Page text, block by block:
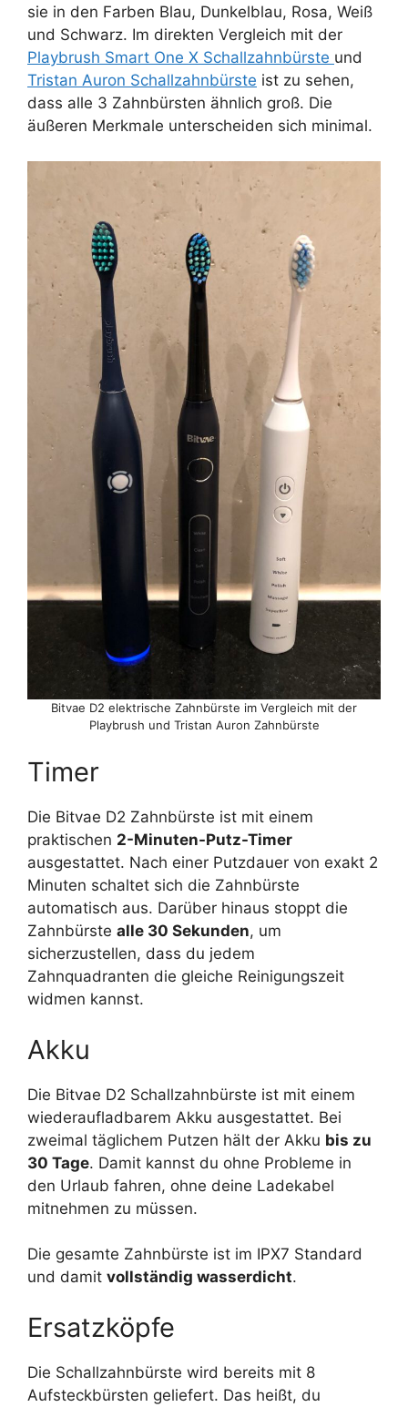
sie in den Farben Blau, Dunkelblau, Rosa, Weiß
und Schwarz. Im direkten Vergleich mit der
Playbrush Smart One X Schallzahnbürste und
Tristan Auron Schallzahnbürste ist zu sehen,
dass alle 3 Zahnbürsten ähnlich groß. Die
äußeren Merkmale unterscheiden sich minimal.
Bitvae D2 elektrische Zahnbürste im Vergleich mit der
Playbrush und Tristan Auron Zahnbürste
Timer
Die Bitvae D2 Zahnbürste ist mit einem
praktischen 2-Minuten-Putz-Timer
ausgestattet. Nach einer Putzdauer von exakt 2
Minuten schaltet sich die Zahnbürste
automatisch aus. Darüber hinaus stoppt die
Zahnbürste alle 30 Sekunden, um
sicherzustellen, dass du jedem
Zahnquadranten die gleiche Reinigungszeit
widmen kannst.
Akku
Die Bitvae D2 Schallzahnbürste ist mit einem
wiederaufladbarem Akku ausgestattet. Bei
zweimal täglichem Putzen hält der Akku bis zu
30 Tage. Damit kannst du ohne Probleme in
den Urlaub fahren, ohne deine Ladekabel
mitnehmen zu müssen.
Die gesamte Zahnbürste ist im IPX7 Standard
und damit vollständig wasserdicht.
Ersatzköpfe
Die Schallzahnbürste wird bereits mit 8
Aufsteckbürsten geliefert. Das heißt, du